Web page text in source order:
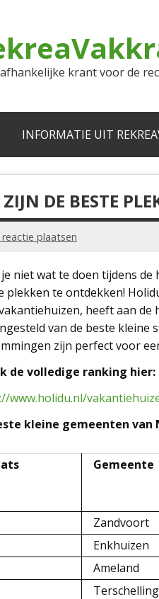
krant voor de
INFORMATIE UIT
DE BESTE
reactie plaatsen
niet wat te doen tijdens
plekken te ontdekken!
heeft aan de
van de beste kleine
zijn perfect voor
de volledige ranking hier:
www.holidu.nl/
kleine gemeenten
Gemeente
Zandvoort
Enkhuizen
Ameland
Terschelling